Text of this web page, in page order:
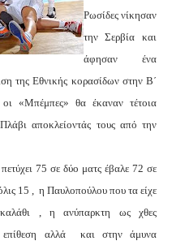
Ρωσίδες νίκησαν
την Σερβία και
άφησαν ένα
της Εθνικής κορασίδων στην Β΄
«Μπέμπες» θα έκαναν τέτοια
αποκλείοντάς τους από την
75 σε δύο ματς έβαλε 72 σε
15 , η Παυλοπούλου που τα είχε
, η ανύπαρκτη ως χθες
επίθεση αλλά και στην άμυνα